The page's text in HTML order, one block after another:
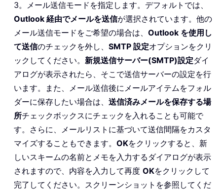
3。メール送信モードを指定します。デフォルトでは、
Outlook 経由でメールを送信が選択されています。他の
メール送信モードをご希望の場合は、 Outlook を使用し
て送信のチェックを外し、 SMTP 設定オプションをクリ
ックしてください。 新規送信サーバー(SMTP)設定ダイ
アログが表示されたら、そこで送信サーバーの設定を行
います。また、メール送信後にメールアイテムをフォル
ダーに保存したい場合は、 送信済みメールを保存する場
所チェックボックスにチェックを入れることも可能で
す。さらに、メールリストに基づいて送信間隔をカスタ
マイズすることもできます。 OKをクリックすると、新
しいスキームの名前とメモを入力するダイアログが表示
されますので、内容を入力して再度 OKをクリックして
完了してください。スクリーンショットを参照してくだ